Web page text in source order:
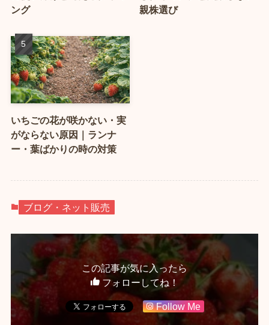
ング
親株選び
いちごの花が咲かない・実
がならない原因｜ランナ
ー・葉ばかりの時の対策
ブログ・ネット販売
この記事が気に入ったら
フォローしてね！
Follow Me